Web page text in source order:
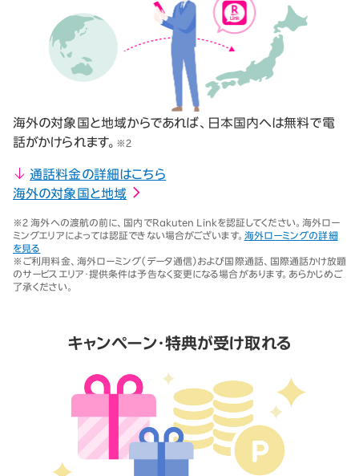
海外の対象国と地域からであれば、日本国内へは無料で電
話がかけられます。 ※2
通話料金の詳細はこちら
海外の対象国と地域
※2 海外への渡航の前に、国内でRakuten Linkを認証してください。海外ロー
ミングエリアによっては認証できない場合がございます。 海外ローミングの詳細
を見る
※ご利用料金、海外ローミング（データ通信）および国際通話、国際通話かけ放題
のサービスエリア・提供条件は予告なく変更になる場合があります。あらかじめご
了承ください。
キャンペーン・特典が受け取れる